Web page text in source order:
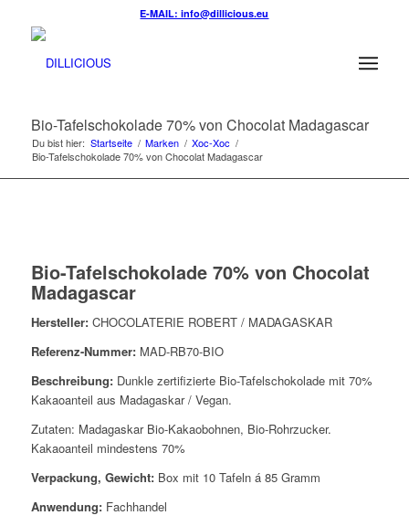
E-MAIL: info@dillicious.eu
Bio-Tafelschokolade 70% von Chocolat Madagascar
Du bist hier: Startseite / Marken / Xoc-Xoc /
Bio-Tafelschokolade 70% von Chocolat Madagascar
Bio-Tafelschokolade 70% von Chocolat
Madagascar
Hersteller:CHOCOLATERIE ROBERT / MADAGASKAR
Referenz-Nummer:MAD-RB70-BIO
Beschreibung: Dunkle zertifizierte Bio-Tafelschokolade mit 70%
Kakaoanteil aus Madagaskar / Vegan.
Zutaten: Madagaskar Bio-Kakaobohnen, Bio-Rohrzucker.
Kakaoanteil mindestens 70%
Verpackung, Gewicht:Box mit 10 Tafeln á 85 Gramm
Anwendung:Fachhandel